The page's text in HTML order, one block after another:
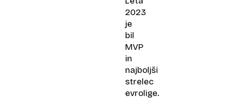
2023
je
bil
MVP
in
najboljši
strelec
evrolige.